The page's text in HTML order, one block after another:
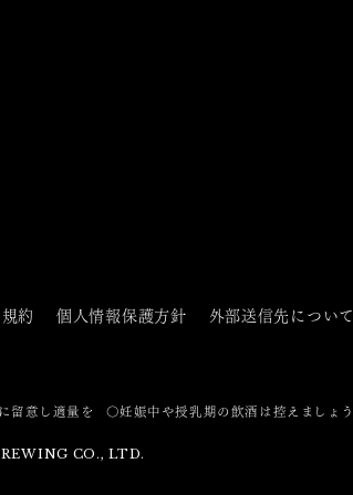
約 個人情報保護方針 外部送信先について
留意し適量を 〇妊娠中や授乳期の飲酒は控えましょう
CO., LTD.